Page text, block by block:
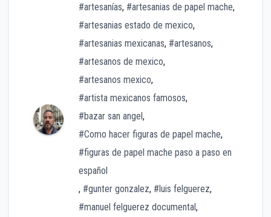
#artesanías, #artesanias de papel mache,
#artesanias estado de mexico,
#artesanias mexicanas, #artesanos,
#artesanos de mexico,
#artesanos mexico,
#artista mexicanos famosos,
#bazar san angel,
#Como hacer figuras de papel mache,
#figuras de papel mache paso a paso en
español
, #gunter gonzalez, #luis felguerez,
#manuel felguerez documental,